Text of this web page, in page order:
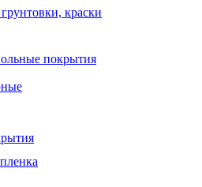
краски
покрытия